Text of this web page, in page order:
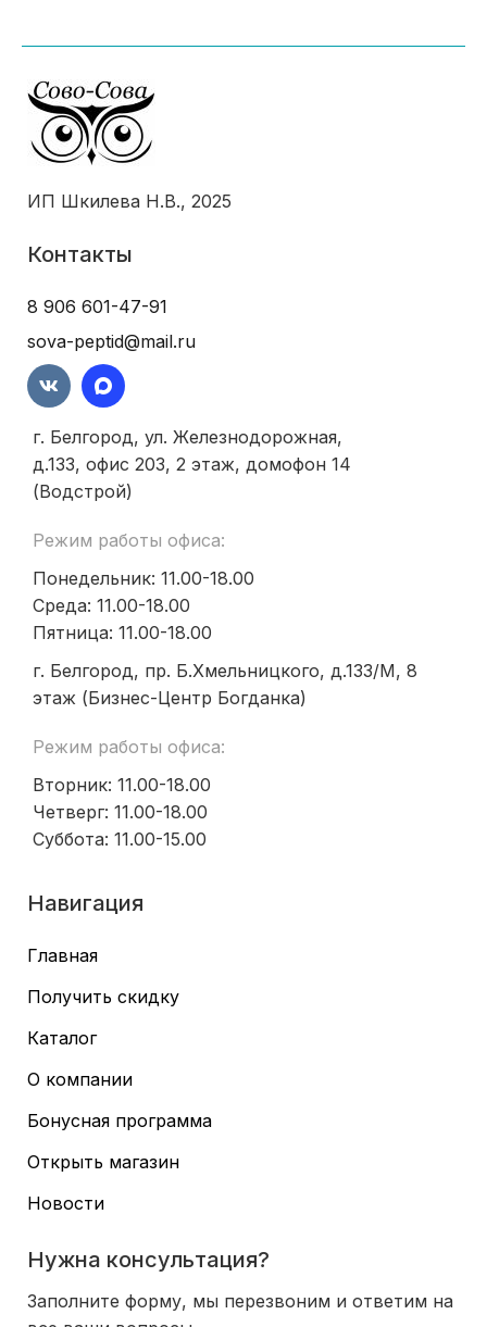
ИП Шкилева Н.В., 2025
Контакты
8 906 601-47-91
sova-peptid@mail.ru
г. Белгород, ул. Железнодорожная,
д.133, офис 203, 2 этаж, домофон 14
(Водстрой)
Режим работы офиса:
Понедельник: 11.00-18.00
Среда: 11.00-18.00
Пятница: 11.00-18.00
г. Белгород, пр. Б.Хмельницкого, д.133/М, 8
этаж (Бизнес-Центр Богданка)
Режим работы офиса:
Вторник: 11.00-18.00
Четверг: 11.00-18.00
Суббота: 11.00-15.00
Навигация
Главная
Получить скидку
Каталог
О компании
Бонусная программа
Открыть магазин
Новости
Нужна консультация?
Заполните форму, мы перезвоним и ответим на